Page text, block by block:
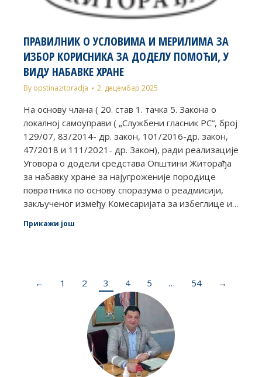
ПРАВИЛНИК О УСЛОВИМА И МЕРИЛИМА ЗА
ИЗБОР КОРИСНИКА ЗА ДОДЕЛУ ПОМОЋИ, У
ВИДУ НАБАВКЕ ХРАНЕ
By opstinazitoradja 2. децембар 2025
На основу чланa ( 20. став 1. тачка 5. Закона о
локалној самоуправи ( „Службени гласник РС“, број
129/07, 83/2014- др. закон, 101/2016-др. закон,
47/2018 и 111/2021- др. Закон), ради реализације
Уговора о додели средстава Општини Житорађа
за набавку хране за најугроженије породице
повратника по основу споразума о реадмисији,
закљученог између Комесаријата за избеглице и…
Прикажи још
← 1 2 3 4 5 … 54 →